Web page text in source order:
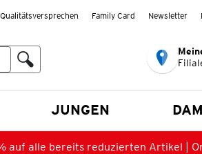
Qualitätsversprechen Family Card Newsletter
JUNGEN
auf alle bereits reduzierten Artikel |